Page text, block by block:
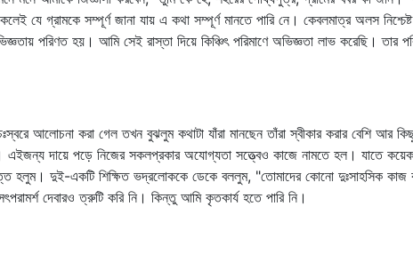
যে গ্রামকে সম্পূর্ণ জানা যায় এ কথা সম্পূর্ণ মানতে পারি নে। কেবলমাত্র অলস
পরিণত হয়। আমি সেই রাস্তা দিয়ে কিঞ্চিৎ পরিমাণে অভিজ্ঞতা লাভ করেছি। তার
আলোচনা করা গেল তখন বুঝলুম কথাটা যাঁরা মানছেন তাঁরা স্বীকার করার বেশি আর
দায়ে পড়ে নিজের সকলপ্রকার অযোগ্যতা সত্ত্বেও কাজে নামতে হল। যাতে কয়েকটি
হলুম। দুই-একটি শিক্ষিত ভদ্রলোককে ডেকে বললুম, "তোমাদের কোনো দুঃসাহসিক
দেবারও ত্রুটি করি নি। কিন্তু আমি কৃতকার্য হতে পারি নি।